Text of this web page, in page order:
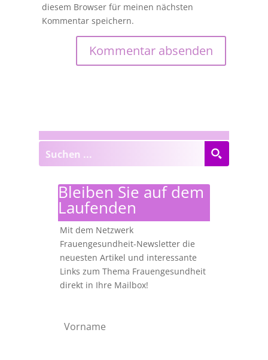
diesem Browser für meinen nächsten
Kommentar speichern.
Bleiben Sie auf dem
Laufenden
Mit dem Netzwerk
Frauengesundheit-Newsletter die
neuesten Artikel und interessante
Links zum Thema Frauengesundheit
direkt in Ihre Mailbox!